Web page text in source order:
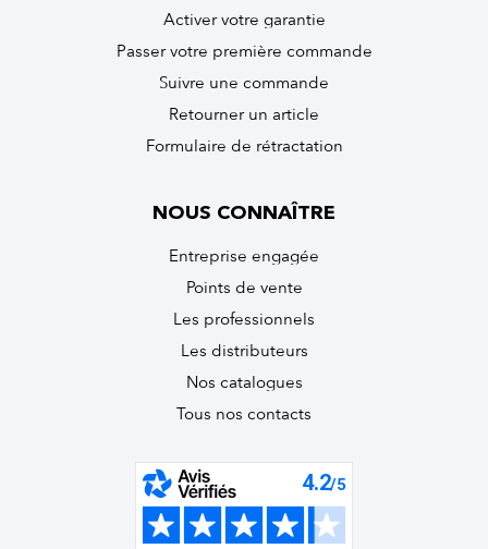
Activer votre garantie
Passer votre première commande
Suivre une commande
Retourner un article
Formulaire de rétractation
NOUS CONNAÎTRE
Entreprise engagée
Points de vente
Les professionnels
Les distributeurs
Nos catalogues
Tous nos contacts